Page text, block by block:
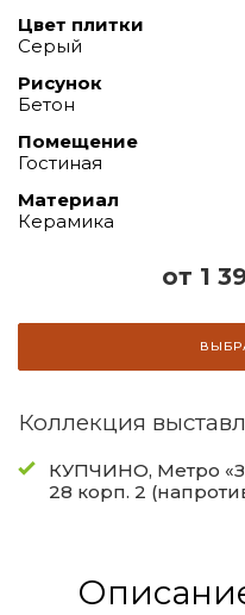
от 1
Цвет плитки
Серый
Рисунок
Бетон
Помещение
Гостиная
Материал
Керамика
Коллекция
КУПЧИНО, Метро
28 корп. 2